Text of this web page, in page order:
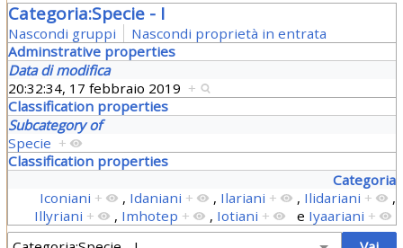
Categoria:Specie - I
Nascondi gruppi
Nascondi proprietà in entrata
Adminstrative properties
Data di modifica
20:32:34, 17 febbraio 2019 +
Classification properties
Subcategory of
Specie +
Classification properties
Categoria
Iconiani + , Idaniani + , Ilariani + , Ilidariani +
,
Illyriani + , Imhotep + , Iotiani + e Iyaariani +